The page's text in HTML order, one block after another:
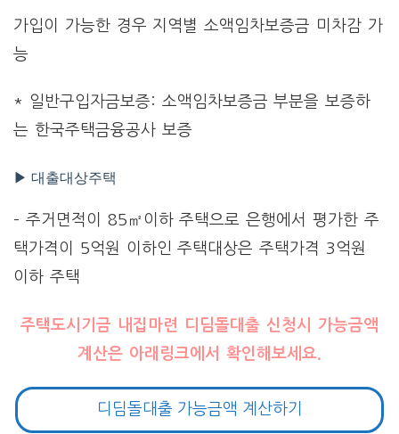
가입이 가능한 경우 지역별 소액임차보증금 미차감 가
능
* 일반구입자금보증: 소액임차보증금 부분을 보증하
는 한국주택금융공사 보증
▶ 대출대상주택
– 주거면적이 85㎡이하 주택으로 은행에서 평가한 주
택가격이 5억원 이하인 주택대상은 주택가격 3억원
이하 주택
주택도시기금 내집마련 디딤돌대출 신청시 가능금액
계산은 아래링크에서 확인해보세요.
디딤돌대출 가능금액 계산하기